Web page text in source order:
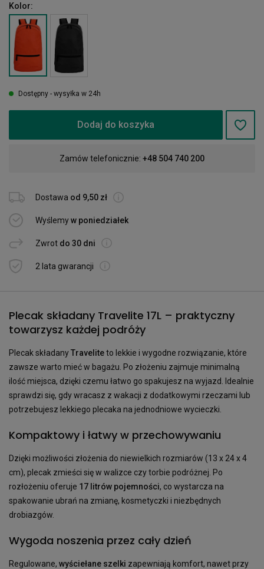
Kolor:
Dostępny - wysyłka w 24h
Dodaj do koszyka
Zamów telefonicznie: +48 504 740 200
Dostawa od 9,50 zł
Wyślemyw poniedziałek
Zwrot do 30 dni
2 lata gwarancji
Plecak składany Travelite 17L – praktyczny
towarzysz każdej podróży
Plecak składanyTraveliteto lekkie i wygodne rozwiązanie, które
zawsze warto mieć w bagażu. Po złożeniu zajmuje minimalną
ilość miejsca, dzięki czemu łatwo go spakujesz na wyjazd. Idealnie
sprawdzi się, gdy wracasz z wakacji z dodatkowymi rzeczami lub
potrzebujesz lekkiego plecaka na jednodniowe wycieczki.
Kompaktowy i łatwy w przechowywaniu
Dzięki możliwości złożenia do niewielkich rozmiarów (13 x 24 x 4
cm), plecak zmieści się w walizce czy torbie podróżnej. Po
rozłożeniu oferuje 17 litrów pojemności, co wystarcza na
spakowanie ubrań na zmianę, kosmetyczki i niezbędnych
drobiazgów.
Wygoda noszenia przez cały dzień
Regulowane, wyściełane szelki zapewniają komfort, nawet przy